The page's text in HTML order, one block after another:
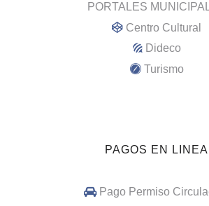
PORTALES
Centro Cultural
Dideco
Turismo
PAGOS EN LINEA
Pago Permiso